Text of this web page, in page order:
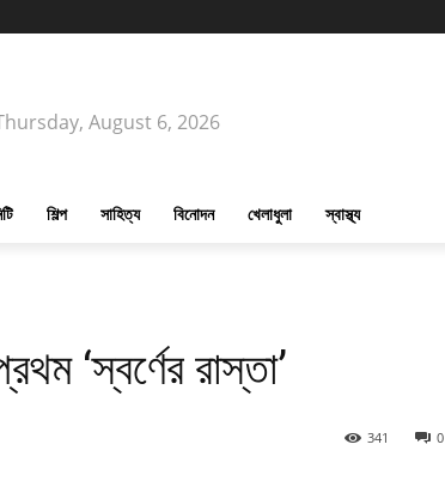
August 6, 2026
শিল্প সাহিত্য বিনোদন খেলাধুলা স্বাস্থ্য
‘স্বর্ণের রাস্তা’
0
341